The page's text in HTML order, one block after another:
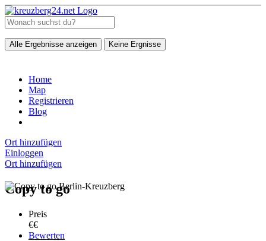
Alle Ergebnisse anzeigen Keine Ergnisse
Home
Map
Registrieren
Blog
Ort hinzufügen
Einloggen
Ort hinzufügen
Copy to go
Preis
€€
Bewerten